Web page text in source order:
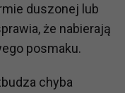
duszonej lub
że nabierają
posmaku.
chyba